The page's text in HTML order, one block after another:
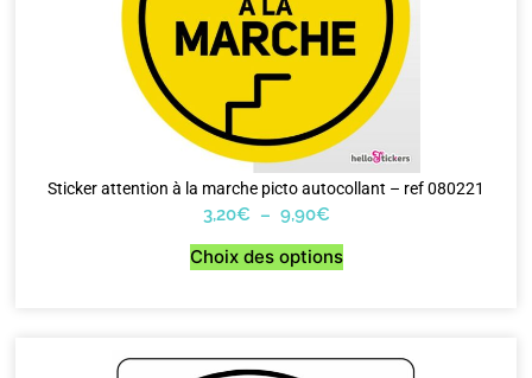
Sticker attention à la marche picto autocollant – ref 080221
3,20€ – 9,90€
Choix des options